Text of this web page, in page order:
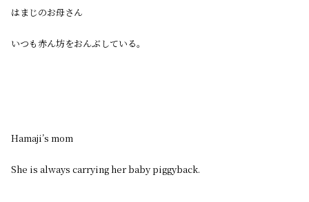
はまじのお母さん
いつも赤ん坊をおんぶしている。
Hamaji’s mom
She is always carrying her baby piggyback.